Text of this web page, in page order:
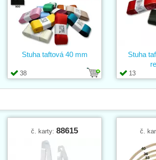
38
Stuha taftová 40 mm
13
Stuha
č. karty: 88615 č.